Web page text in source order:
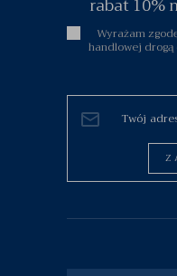
rabat 10%
Wyrażam
handlowej